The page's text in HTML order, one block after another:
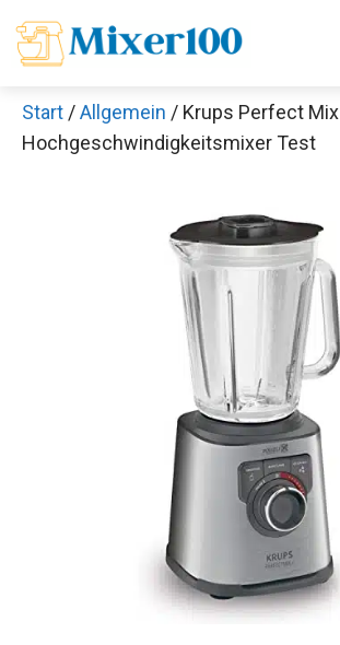
Inhalt
Start /Allgemein / Krups Perfect Mix
Hochgeschwindigkeitsmixer Test